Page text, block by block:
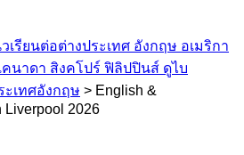
เรียนต่อต่างประเทศ อังกฤษ อเมริกา
นาดา สิงคโปร์ ฟิลิปปินส์ ดูไบ
ะเทศอังกฤษ > English &
Liverpool 2026